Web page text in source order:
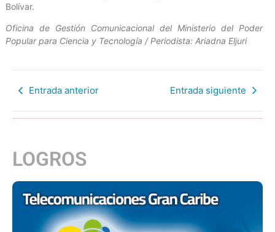
Bolívar.
Oficina de Gestión Comunicacional del Ministerio del Poder
Popular para Ciencia y Tecnología / Periodista: Ariadna Eljuri
Entrada anterior Entrada siguiente
LOGROS